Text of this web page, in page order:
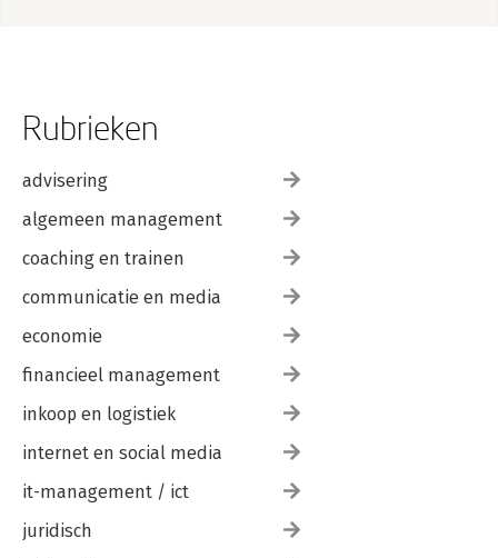
Rubrieken
advisering
algemeen management
coaching en trainen
communicatie en media
economie
financieel management
inkoop en logistiek
internet en social media
it-management / ict
juridisch